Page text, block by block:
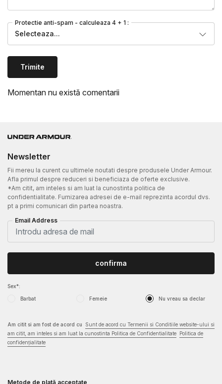
Protectie anti-spam - calculeaza 4 + 1 :
Selecteaza...
Trimite
Momentan nu există comentarii
Newsletter
Fii mereu la curent cu ultimele noutati despre produsele Under Armour.
Afla primul despre reduceri si beneficiaza de oferte exclusive.
*Am citit, am inteles si am luat la cunostinta politica de
confidentialitate. Furnizarea adresei de e-mail reprezinta acordul dvs.
pt a primi comunicari din partea noastra.
Email Address
Sex*:
Barbat Femeie Nu vreau sa declar
confirma
Am citit si am fost de acord cu
Sunt de acord cu Termenii si Conditiile website-ului si
am citit, am inteles si am luat la cunostinta Politica de Confidentialitate
Politica de
confidențialitate
Metode de plată acceptate